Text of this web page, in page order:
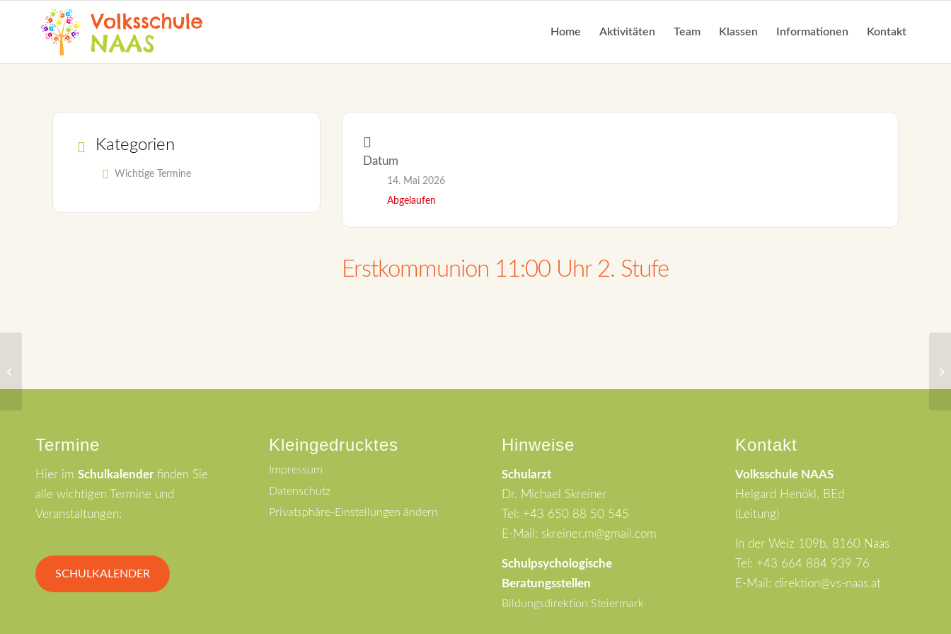
Home Aktivitäten Team Klassen Informationen Kontakt
Kategorien
Wichtige Termine
Datum
14. Mai 2026
Abgelaufen
Erstkommunion 11:00 Uhr 2. Stufe
Termine
Hier im Schulkalenderfinden Sie
alle wichtigen Termine und
Veranstaltungen:
SCHULKALENDER
Kleingedrucktes
Impressum
Datenschutz
Privatsphäre-Einstellungen ändern
Hinweise
Schularzt
Dr. Michael Skreiner
Tel: +43 650 88 50 545
E-Mail: skreiner.m@gmail.com
Schulpsychologische
Beratungsstellen
Bildungsdirektion Steiermark
Kontakt
Volksschule NAAS
Helgard Henökl, BEd
(Leitung)
In der Weiz 109b, 8160 Naas
Tel: +43 664 884 939 76
E-Mail: direktion@vs-naas.at